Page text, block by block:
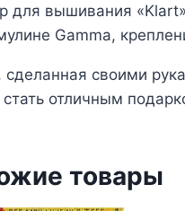
для вышивания
Gamma,
своими
отличным
товары